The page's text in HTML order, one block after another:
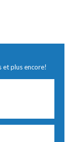
et plus encore!